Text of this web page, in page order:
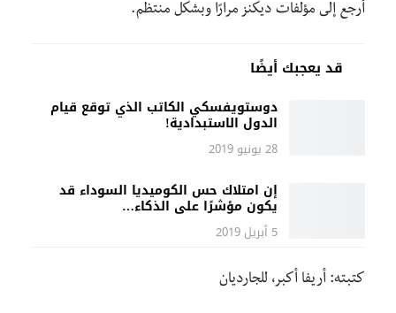
أرجع إلى مؤلفات ديكنز مرارًا وبشكل منتظم.
قد يعجبك أيضًا
دوستويفسكي الكاتب الذي توقع قيام
الدول الاستبدادية!
28 يونيو 2019
إن امتلاك حس الكوميديا السوداء قد
يكون مؤشرًا على الذكاء…
5 أبريل 2019
كتبته: أريفا أكبر، للجارديان